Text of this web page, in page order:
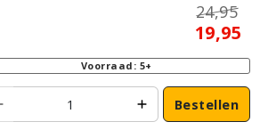
24,95
19,95
Voorraad: 5+
Bestellen